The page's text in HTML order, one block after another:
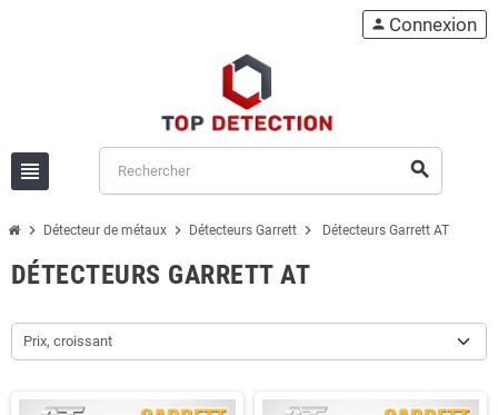
view_headline search
person Connexion
chevron_right Détecteur de métaux chevron_right Détecteurs Garrett chevron_right Détecteurs Garrett AT
DÉTECTEURS GARRETT AT
Prix, croissant